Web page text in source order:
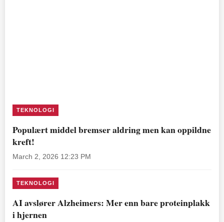
TEKNOLOGI
Populært middel bremser aldring men kan oppildne
kreft!
March 2, 2026 12:23 PM
TEKNOLOGI
AI avslører Alzheimers: Mer enn bare proteinplakk
i hjernen